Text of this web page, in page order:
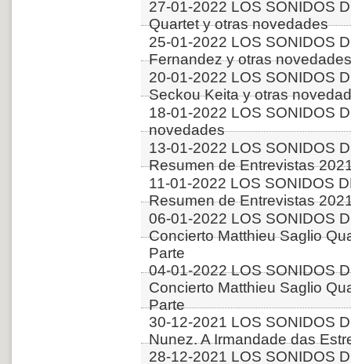
27-01-2022 LOS SONIDOS
Quartet y otras novedades
25-01-2022 LOS SONIDOS
Fernandez y otras novedades
20-01-2022 LOS SONIDOS
Seckou Keita y otras
18-01-2022 LOS SONIDOS
novedades
13-01-2022 LOS SONIDOS
Resumen de Entrevistas
11-01-2022 LOS SONIDOS
Resumen de Entrevistas
06-01-2022 LOS SONIDOS
Concierto Matthieu Saglio
Parte
04-01-2022 LOS SONIDOS
Concierto Matthieu Saglio
Parte
30-12-2021 LOS SONIDOS
Nunez. A Irmandade das
28-12-2021 LOS SONIDOS